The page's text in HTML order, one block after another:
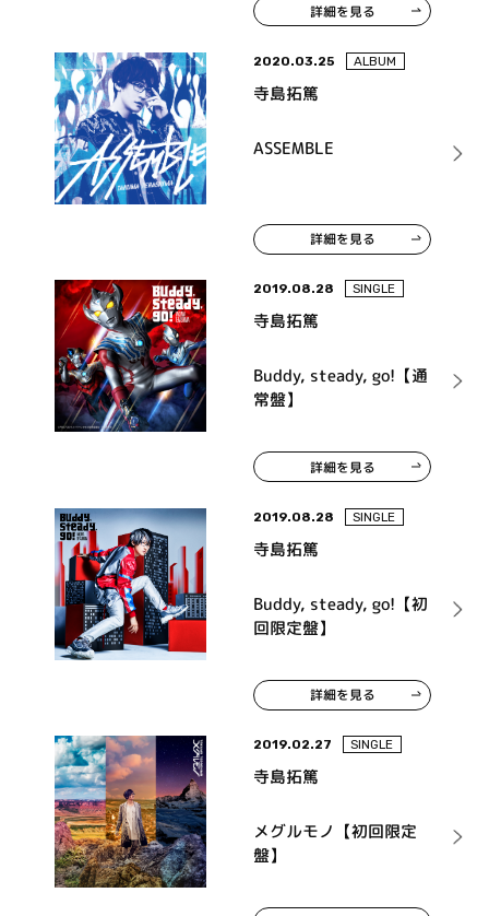
詳細を見る
2020.03.25 ALBUM
寺島拓篤
ASSEMBLE
詳細を見る
2019.08.28 SINGLE
寺島拓篤
Buddy, steady, go!【通
常盤】
詳細を見る
2019.08.28 SINGLE
寺島拓篤
Buddy, steady, go!【初
回限定盤】
詳細を見る
2019.02.27 SINGLE
寺島拓篤
メグルモノ【初回限定
盤】